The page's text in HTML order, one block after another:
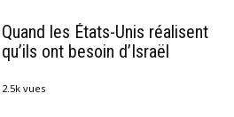
Quand les États-Unis réalisent
qu’ils ont besoin d’Israël
2.5k vues